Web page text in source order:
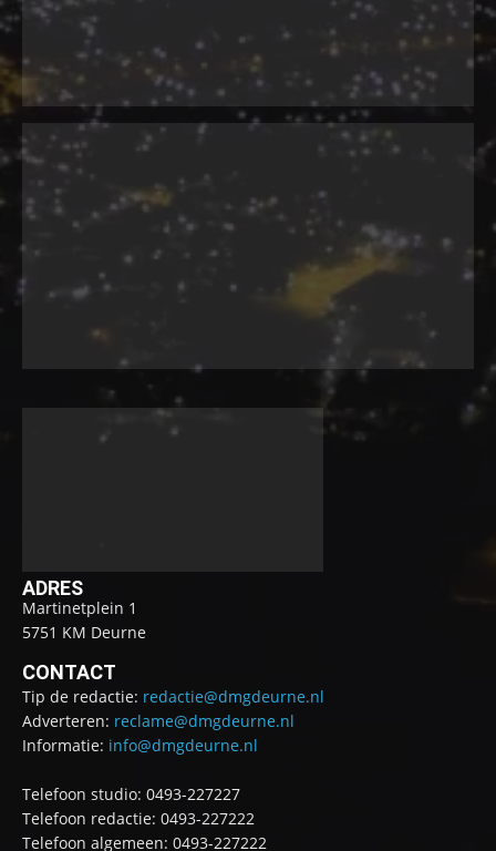
ADRES
Martinetplein 1
5751 KM Deurne
CONTACT
Tip de redactie: redactie@dmgdeurne.nl
Adverteren: reclame@dmgdeurne.nl
Informatie: info@dmgdeurne.nl
Telefoon studio: 0493-227227
Telefoon redactie: 0493-227222
Telefoon algemeen: 0493-227222